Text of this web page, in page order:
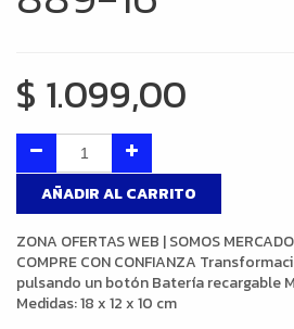
$ 1.099,00
AÑADIR AL CARRITO
ZONA OFERTAS WEB | SOMOS
COMPRE CON CONFIANZA
pulsando un botón Batería recargable
Medidas: 18 x 12 x 10 cm